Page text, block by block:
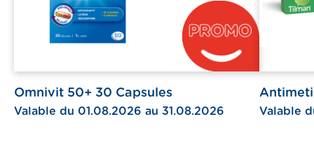
Omnivit 50+ 30 Capsules
Valable du 01.08.2026 au 31.08.2026 Valable